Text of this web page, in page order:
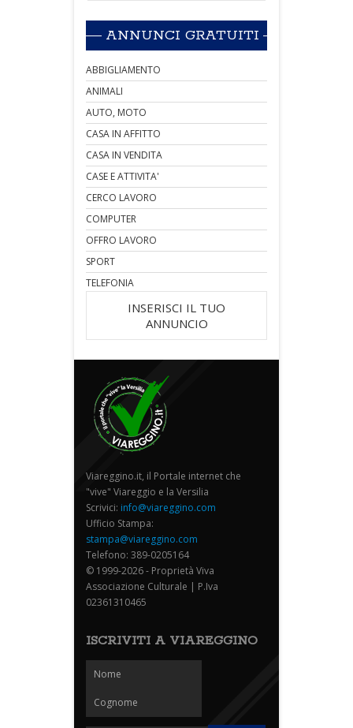
ANNUNCI GRATUITI
ABBIGLIAMENTO
ANIMALI
AUTO, MOTO
CASA IN AFFITTO
CASA IN VENDITA
CASE E ATTIVITA'
CERCO LAVORO
COMPUTER
OFFRO LAVORO
SPORT
TELEFONIA
INSERISCI IL TUO
ANNUNCIO
Viareggino.it, il Portale internet che
"vive" Viareggio e la Versilia
Scrivici: info@viareggino.com
Ufficio Stampa:
stampa@viareggino.com
Telefono: 389-0205164
© 1999-2026 - Proprietà Viva
Associazione Culturale | P.Iva
02361310465
ISCRIVITI A VIAREGGINO